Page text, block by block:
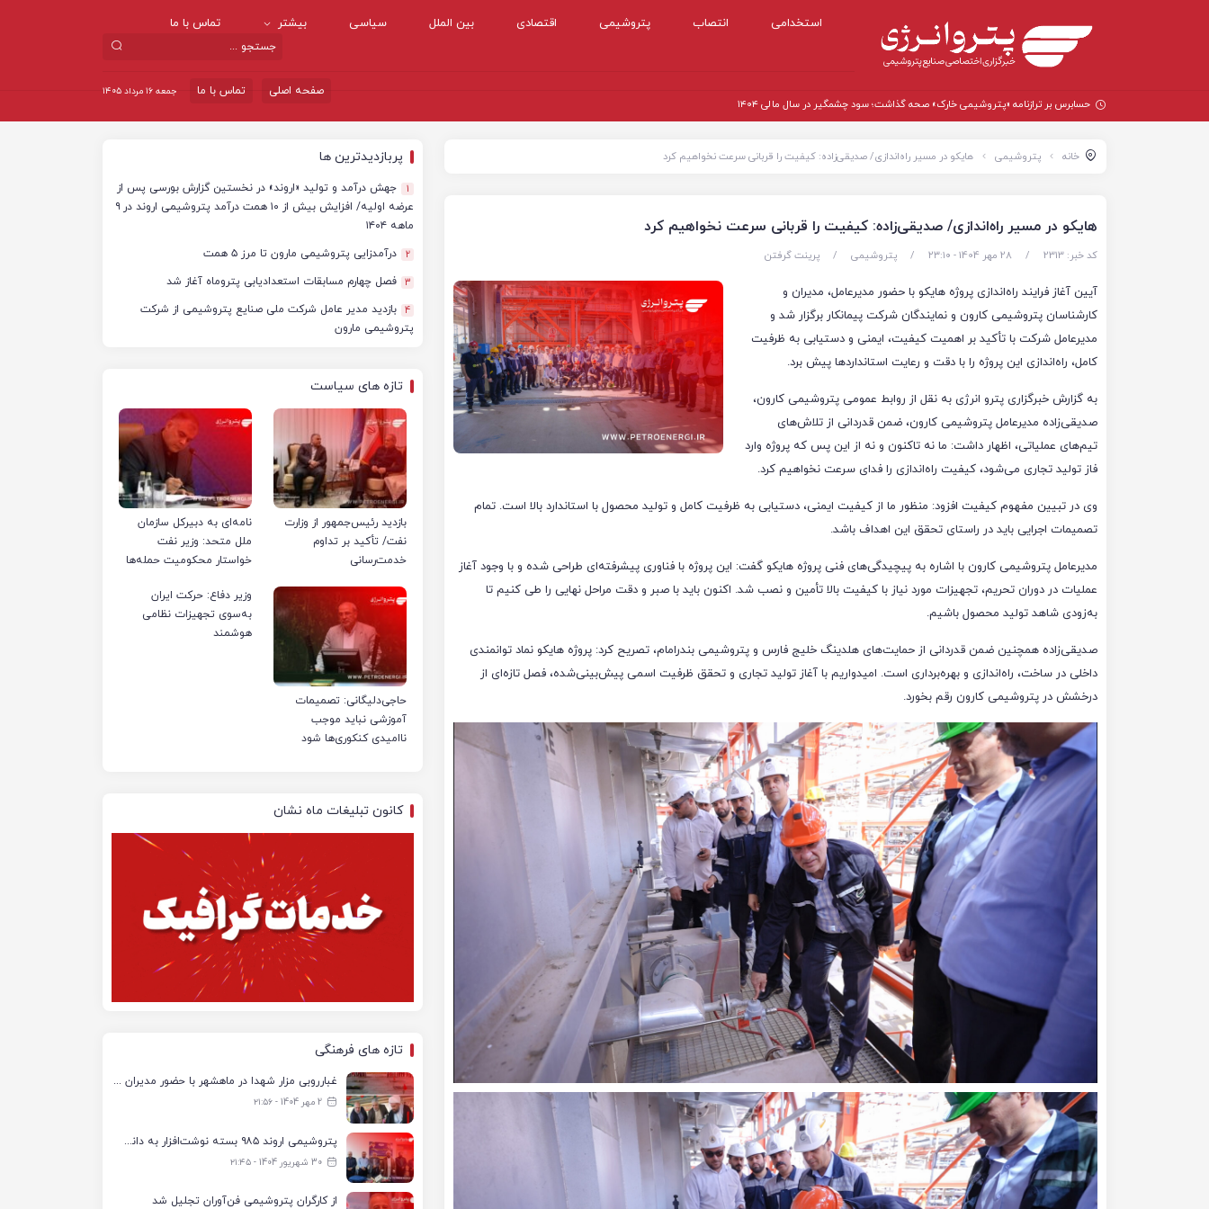
استخدامی انتصاب پتروشیمی اقتصادی بین الملل سیاسی بیشتر تماس با ما
جمعه ۱۶ مرداد ۱۴۰۵ تماس با ما
صفحه اصلی
حسابرس بر ترازنامه «پتروشیمی خارک» صحه گذاشت؛ سود چشمگیر در سال مالی ۱۴۰۴
خانه پتروشیمی هایکو در مسیر راه‌اندازی/ صدیقی‌زاده: کیفیت را قربانی سرعت نخواهیم کرد
هایکو در مسیر راه‌اندازی/ صدیقی‌زاده: کیفیت را قربانی سرعت نخواهیم کرد
کد خبر: 2313 / 28 مهر 1404 - ۲۳:۱۰ / پتروشیمی / پرینت گرفتن
آیین آغاز فرایند راه‌اندازی پروژه هایکو با حضور مدیرعامل، مدیران و
کارشناسان پتروشیمی کارون و نمایندگان شرکت پیمانکار برگزار شد و
مدیرعامل شرکت با تأکید بر اهمیت کیفیت، ایمنی و دستیابی به ظرفیت
کامل، راه‌اندازی این پروژه را با دقت و رعایت استانداردها پیش برد.
به گزارش خبرگزاری پترو انرژی به نقل از روابط عمومی پتروشیمی کارون،
صدیقی‌زاده مدیرعامل پتروشیمی کارون، ضمن قدردانی از تلاش‌های
تیم‌های عملیاتی، اظهار داشت: ما نه تاکنون و نه از این پس که پروژه وارد
فاز تولید تجاری می‌شود، کیفیت راه‌اندازی را فدای سرعت نخواهیم کرد.
وی در تبیین مفهوم کیفیت افزود: منظور ما از کیفیت ایمنی، دستیابی به ظرفیت کامل و تولید محصول با استاندارد بالا است. تمام
تصمیمات اجرایی باید در راستای تحقق این اهداف باشد.
مدیرعامل پتروشیمی کارون با اشاره به پیچیدگی‌های فنی پروژه هایکو گفت: این پروژه با فناوری پیشرفته‌ای طراحی شده و با وجود آغاز
عملیات در دوران تحریم، تجهیزات مورد نیاز با کیفیت بالا تأمین و نصب شد. اکنون باید با صبر و دقت مراحل نهایی را طی کنیم تا
به‌زودی شاهد تولید محصول باشیم.
صدیقی‌زاده همچنین ضمن قدردانی از حمایت‌های هلدینگ خلیج فارس و پتروشیمی بندرامام، تصریح کرد: پروژه هایکو نماد توانمندی
داخلی در ساخت، راه‌اندازی و بهره‌برداری است. امیدواریم با آغاز تولید تجاری و تحقق ظرفیت اسمی پیش‌بینی‌شده، فصل تازه‌ای از
درخشش در پتروشیمی کارون رقم بخورد.
پربازدیدترین ها
1
جهش درآمد و تولید «اروند» در نخستین گزارش بورسی پس از
عرضه اولیه/ افزایش بیش از ۱۰ همت درآمد پتروشیمی اروند در ۹
ماهه ۱۴۰۴
2 درآمدزایی پتروشیمی مارون تا مرز ۵ همت
3 فصل چهارم مسابقات استعدادیابی پتروماه آغاز شد
4 بازدید مدیر عامل شرکت ملی صنایع پتروشیمی از شرکت
پتروشیمی مارون
تازه های سیاست
بازدید رئیس‌جمهور از وزارت
نفت/ تأکید بر تداوم
خدمت‌رسانی
نامه‌ای به دبیرکل سازمان
ملل متحد: وزیر نفت
خواستار محکومیت حمله‌ها
ایران شد
حاجی‌دلیگانی: تصمیمات
آموزشی نباید موجب
ناامیدی کنکوری‌ها شود
وزیر دفاع: حرکت ایران
به‌سوی تجهیزات نظامی
هوشمند
کانون تبلیغات ماه نشان
تازه های فرهنگی
غبارروبی مزار شهدا در ماهشهر با حضور مدیران پتروشیمی اروند و مسئولان شهری
2 مهر 1404 - ۲۱:۵۶
پتروشیمی اروند ۹۸۵ بسته نوشت‌افزار به دانش‌آموزان تحت پوشش کمیته امداد بندرماهشهر اهدا کرد
30 شهریور 1404 - ۲۱:۴۵
از کارگران پتروشیمی فن‌آوران تجلیل شد